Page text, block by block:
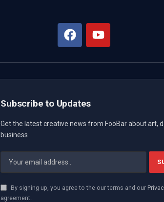
Subscribe to Updates
Get the latest creative news from FooBar about art,
business.
By signing up, you agree to the our terms and our
agreement.